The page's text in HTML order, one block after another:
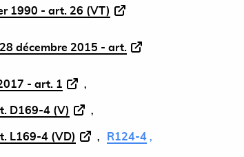
1990 - art. 26 (VT)
décembre 2015 - art.
- art. 1
D169-4 (V)
L169-4 (VD) R124-4